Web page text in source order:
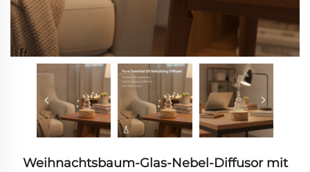
Weihnachtsbaum-Glas-Nebel-Diffusor mit